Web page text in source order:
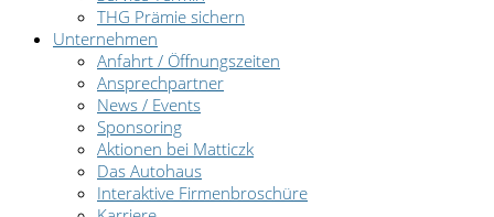
THG Prämie sichern
Unternehmen
Anfahrt / Öffnungszeiten
Ansprechpartner
News / Events
Sponsoring
Aktionen bei Matticzk
Das Autohaus
Interaktive Firmenbroschüre